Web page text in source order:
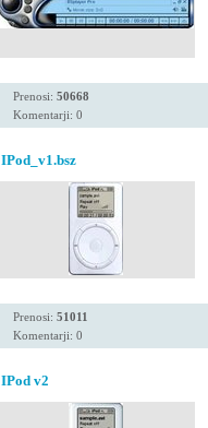
Prenosi: 50668
Komentarji: 0
IPod_v1.bsz
Prenosi: 51011
Komentarji: 0
IPod v2